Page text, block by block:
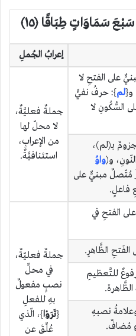
سَمَاوَاتٍ طِبَاقًا ﴿١٥﴾
إعرابُ الجُملِ
على الفتحِ لا
و{لم}: حرفُ نفيٍّ
السُّكُونِ لا
جملةٌ فعليَّةٌ،
لا محلّ لها
من الإعرابِ،
استئنافيَّةٌ.
بـ(لم)،
و(واوُ
مُتّصلٌ مبنيٌّ على
فاعلٍ.
الفتحِ في
جملةٌ فعليّةٌ،
في محلِّ
نصبٍ مفعولٌ
بهِ للفعلِ
{تَرَوْا}، الّذي
عُلِّقَ عن
الظَّاهرِ.
للتَّعظيمِ
نصبهِ
مُضافٌ.